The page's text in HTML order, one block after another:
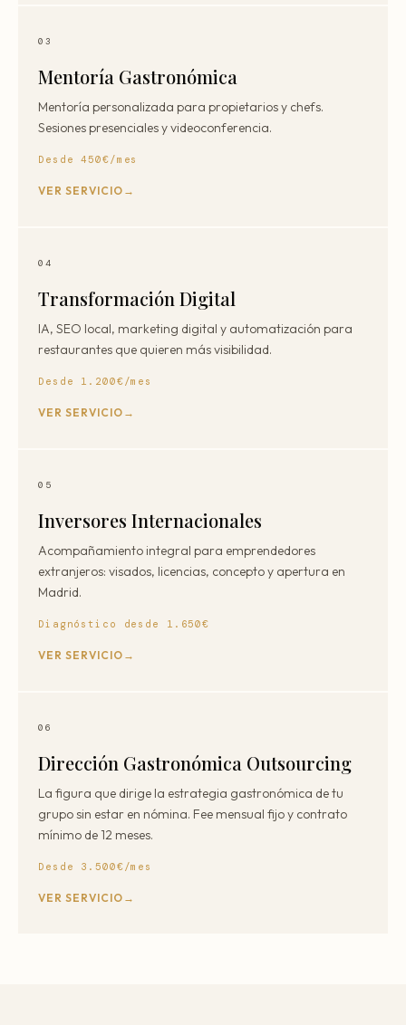
03
Mentoría Gastronómica
Mentoría personalizada para propietarios y chefs.
Sesiones presenciales y videoconferencia.
Desde 450€/mes
VER SERVICIO
04
Transformación Digital
IA, SEO local, marketing digital y automatización para
restaurantes que quieren más visibilidad.
Desde 1.200€/mes
VER SERVICIO
05
Inversores Internacionales
Acompañamiento integral para emprendedores
extranjeros: visados, licencias, concepto y apertura en
Madrid.
Diagnóstico desde 1.650€
VER SERVICIO
06
Dirección Gastronómica Outsourcing
La figura que dirige la estrategia gastronómica de tu
grupo sin estar en nómina. Fee mensual fijo y contrato
mínimo de 12 meses.
Desde 3.500€/mes
VER SERVICIO